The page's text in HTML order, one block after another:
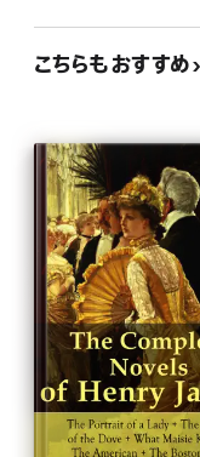
- The Spoils of
- What Maisie Knew
- The Awkward Age
- The Ambassadors
- The Golden Bowl
- The Outcry
- The Ivory Tower
- The Sense of the Past
こちらもおすすめ